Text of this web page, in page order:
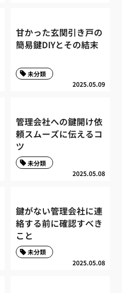
甘かった玄関引き戸の
簡易鍵DIYとその結末
2025.05.09
未分類
管理会社への鍵開け依
頼スムーズに伝えるコ
ツ
2025.05.08
未分類
鍵がない管理会社に連
絡する前に確認すべき
こと
2025.05.08
未分類